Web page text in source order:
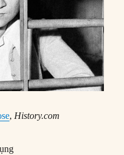
,History.com